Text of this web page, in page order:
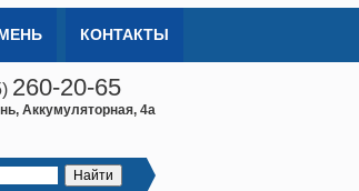
КОНТАКТЫ
260-20-65
Аккумуляторная, 4а